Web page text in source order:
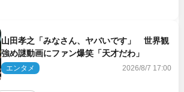
山田孝之「みなさん、ヤバいです」 世界観
強め謎動画にファン爆笑「天才だわ」
エンタメ 2026/8/7 17:00